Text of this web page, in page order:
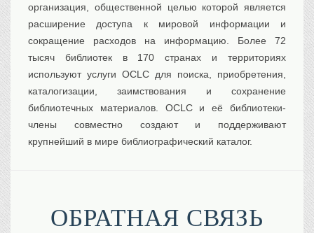
организация, общественной целью которой является
расширение доступа к мировой информации и
сокращение расходов на информацию. Более 72
тысяч библиотек в 170 странах и территориях
используют услуги OCLC для поиска, приобретения,
каталогизации, заимствования и сохранение
библиотечных материалов. OCLC и её библиотеки-
члены совместно создают и поддерживают
крупнейший в мире библиографический каталог.
ОБРАТНАЯ СВЯЗЬ